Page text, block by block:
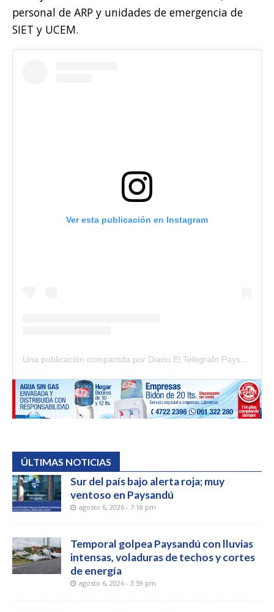
personal de ARP y unidades de emergencia de
SIET y UCEM.
Ver esta publicación en Instagram
Una publicación compartida por Diario El Telégrafo Paysandú (@diario_el_telegrafo)
ÚLTIMAS NOTICIAS
Sur del país bajo alerta roja; muy
ventoso en Paysandú
agosto 6, 2026 - 7:18 pm
Temporal golpea Paysandú con lluvias
intensas, voladuras de techos y cortes
de energía
agosto 6, 2026 - 3:59 pm